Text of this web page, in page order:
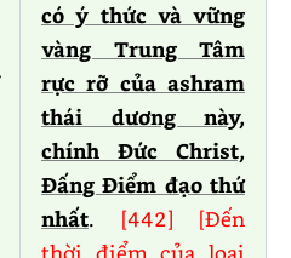
có ý thức và vững
vàng Trung Tâm
rực rỡ của ashram
thái dương này,
chính Đức Christ,
Đấng Điểm đạo thứ
nhất. [442]
[Đến
thời điểm của loại